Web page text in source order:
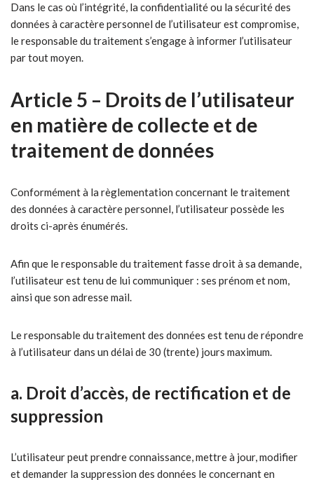
Dans le cas où l’intégrité, la confidentialité ou la sécurité des
données à caractère personnel de l’utilisateur est compromise,
le responsable du traitement s’engage à informer l’utilisateur
par tout moyen.
Article 5 – Droits de l’utilisateur
en matière de collecte et de
traitement de données
Conformément à la règlementation concernant le traitement
des données à caractère personnel, l’utilisateur possède les
droits ci-après énumérés.
Afin que le responsable du traitement fasse droit à sa demande,
l’utilisateur est tenu de lui communiquer : ses prénom et nom,
ainsi que son adresse mail.
Le responsable du traitement des données est tenu de répondre
à l’utilisateur dans un délai de 30 (trente) jours maximum.
a. Droit d’accès, de rectification et de
suppression
L’utilisateur peut prendre connaissance, mettre à jour, modifier
et demander la suppression des données le concernant en